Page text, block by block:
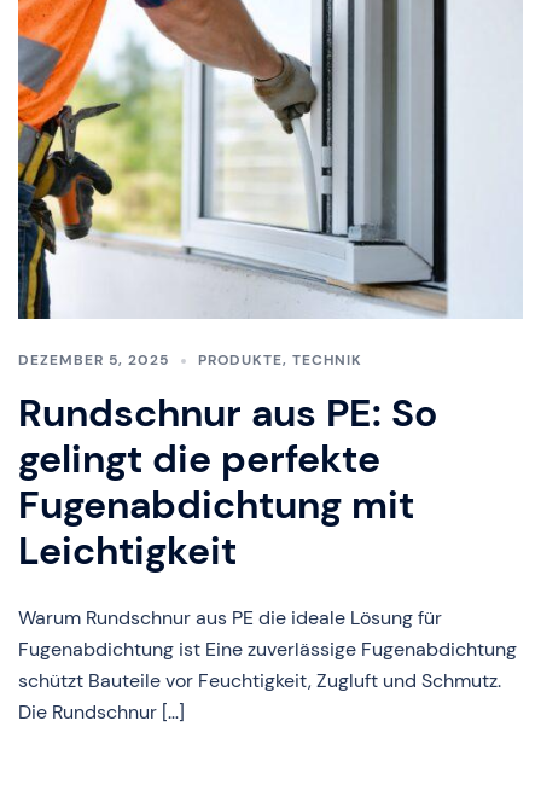
DEZEMBER 5, 2025 PRODUKTE, TECHNIK
Rundschnur aus PE: So
gelingt die perfekte
Fugenabdichtung mit
Leichtigkeit
Warum Rundschnur aus PE die ideale Lösung für
Fugenabdichtung ist Eine zuverlässige Fugenabdichtung
schützt Bauteile vor Feuchtigkeit, Zugluft und Schmutz.
Die Rundschnur […]